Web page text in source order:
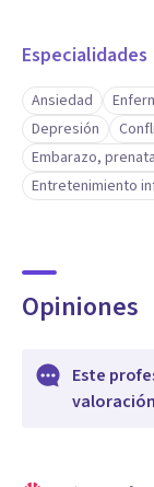
Especialidades
Ansiedad
Depresión
Embarazo,
Entretenimiento
Opiniones
Este
valoración